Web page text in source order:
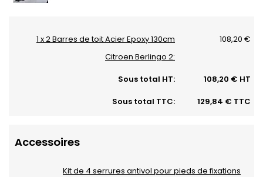
1 x 2 Barres de toit Acier Epoxy 130cm
Citroen Berlingo 2:
108,20 €
Sous total HT:
108,20 € HT
Sous total TTC:
129,84 € TTC
Accessoires
Kit de 4 serrures antivol pour pieds de fixations